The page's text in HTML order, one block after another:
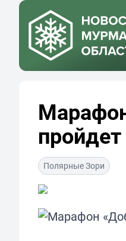
Полярные Зори